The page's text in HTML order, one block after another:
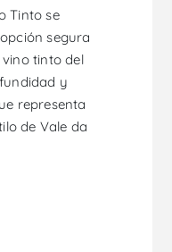
Tinto se
segura
tinto del
y
representa
de Vale da